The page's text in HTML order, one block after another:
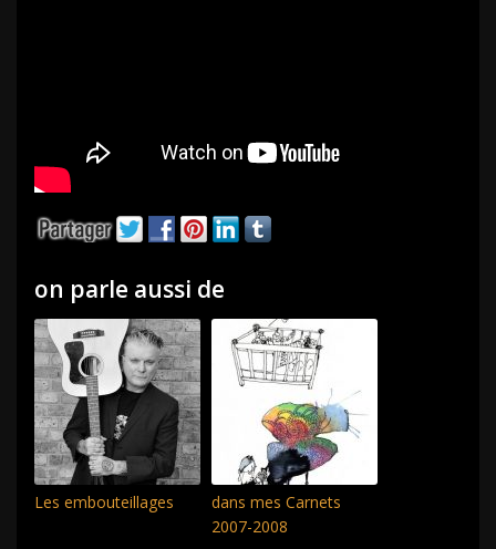
on parle aussi de
Les embouteillages
dans mes Carnets
2007-2008